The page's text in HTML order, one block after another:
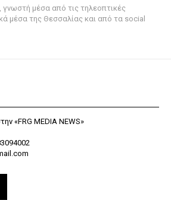
μέσα από τις τηλεοπτικές
μέσα της Θεσσαλίας και από τα social
«FRG MEDIA NEWS»